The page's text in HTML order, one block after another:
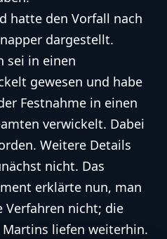
hatte den Vorfall nach
dargestellt.
sei in einen
gewesen und habe
Festnahme in einen
verwickelt. Dabei
Weitere Details
nicht. Das
erklärte nun, man
Verfahren nicht; die
liefen weiterhin.